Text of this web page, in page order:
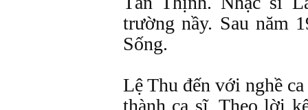
trường nầy. Sau năm
Sống.
Lệ Thu đến với nghề
thành ca sĩ. Theo lời